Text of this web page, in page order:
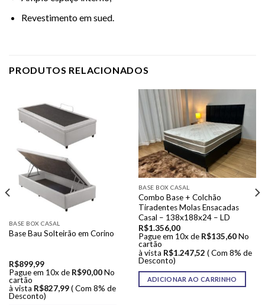
Revestimento em sued.
PRODUTOS RELACIONADOS
BASE BOX CASAL
Base Bau Solteirão em Corino
R$899,99
Pague em 10x de R$90,00 No
cartão
à vista R$827,99 ( Com 8% de
Desconto)
BASE BOX CASAL
Combo Base + Colchão
Tiradentes Molas Ensacadas
Casal – 138x188x24 – LD
R$1.356,00
Pague em 10x de R$135,60 No
cartão
à vista R$1.247,52 ( Com 8% de
Desconto)
ADICIONAR AO CARRINHO